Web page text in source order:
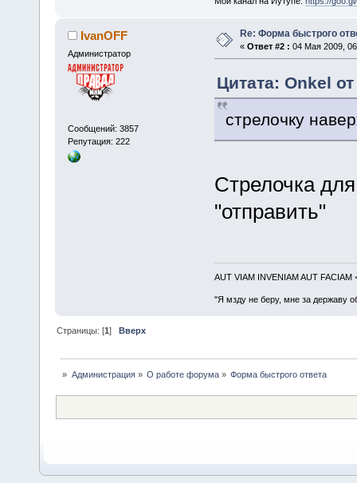
IvanOFF
Администратор
Сообщений: 3857
Репутация: 222
Re: Форма быстрого
« Ответ #2 : 04 Мая 2009,
Цитата: Onkel
стрелочку
Стрелочка
"отправить"
AUT VIAM INVENIAM AUT FACIAM
"Я мзду не беру, мне за державу
Страницы: [1] Вверх
» Администрация» О работе форума» Форма быстрого ответа